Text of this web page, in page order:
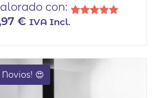
con:
€ IVA Incl.
😍